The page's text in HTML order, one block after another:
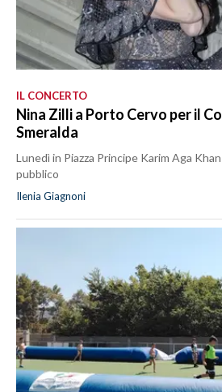
IL CONCERTO
Nina Zilli a Porto Cervo per il
Smeralda
Lunedì in Piazza Principe Karim Aga
pubblico
Ilenia Giagnoni